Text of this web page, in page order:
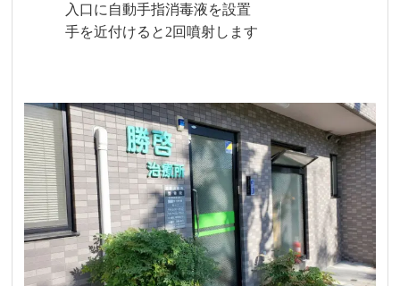
入口に自動手指消毒液を設置
手を近付けると2回噴射します